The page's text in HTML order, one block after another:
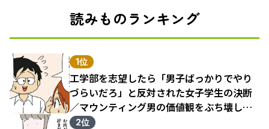
読みものランキング
1位
工学部を志望したら「男子ばっかりでやり
づらいだろ」と反対された女子学生の決断
／マウンティング男の価値観をぶち壊した
結果（1）
2位